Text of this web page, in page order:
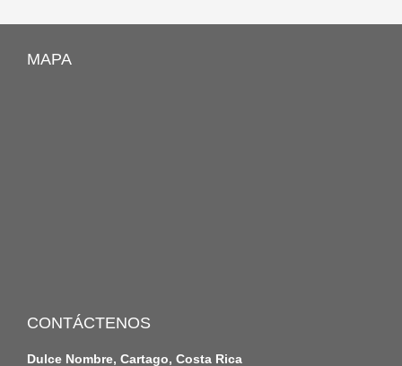
MAPA
CONTÁCTENOS
Dulce Nombre, Cartago, Costa Rica